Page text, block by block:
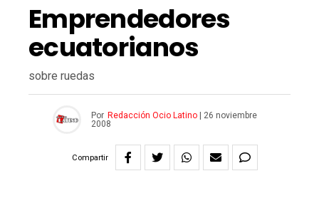
Emprendedores
ecuatorianos
sobre ruedas
Por Redacción Ocio Latino
26 noviembre
2008
Compartir